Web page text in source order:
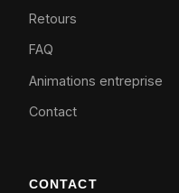
Retours
FAQ
Animations entreprise
Contact
CONTACT